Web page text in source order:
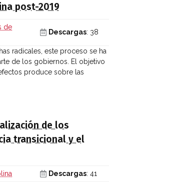
post-2019
de
Descargas: 38
radicales, este proceso se ha
de los gobiernos. El objetivo
produce sobre las
de los
transicional y el
Descargas: 41